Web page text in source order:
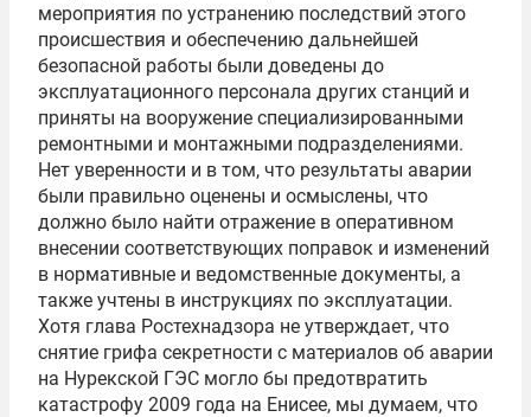
мероприятия по устранению последствий этого
происшествия и обеспечению дальнейшей
безопасной работы были доведены до
эксплуатационного персонала других станций и
приняты на вооружение специализированными
ремонтными и монтажными подразделениями.
Нет уверенности и в том, что результаты аварии
были правильно оценены и осмыслены, что
должно было найти отражение в оперативном
внесении соответствующих поправок и изменений
в нормативные и ведомственные документы, а
также учтены в инструкциях по эксплуатации.
Хотя глава Ростехнадзора не утверждает, что
снятие грифа секретности с материалов об аварии
на Нурекской ГЭС могло бы предотвратить
катастрофу 2009 года на Енисее, мы думаем, что